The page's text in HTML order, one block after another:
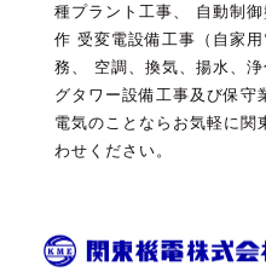
種プラント工事、 自動制
作 受変電設備工事（自家
務、 空調、換気、揚水、
グタワー設備工事及び保守
電気のことならお気軽に関
わせください。